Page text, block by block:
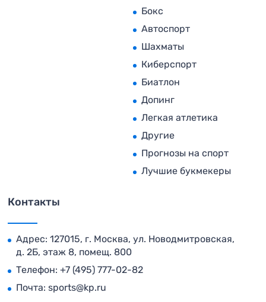
Бокс
Автоспорт
Шахматы
Киберспорт
Биатлон
Допинг
Легкая атлетика
Другие
Прогнозы на спорт
Лучшие букмекеры
Контакты
Адрес: 127015, г. Москва, ул. Новодмитровская,
д. 2Б, этаж 8, помещ. 800
Телефон: +7 (495) 777-02-82
Почта: sports@kp.ru